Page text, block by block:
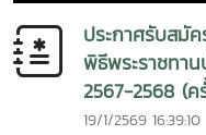
ประกาศรับสมั
พิธีพระราชทา
2567-2568 (
19/1/2569 16:39:10